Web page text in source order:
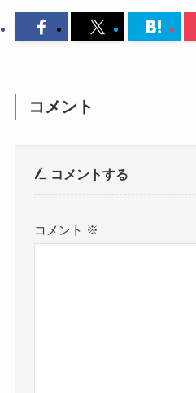
コメント
コメントする
コメント ※